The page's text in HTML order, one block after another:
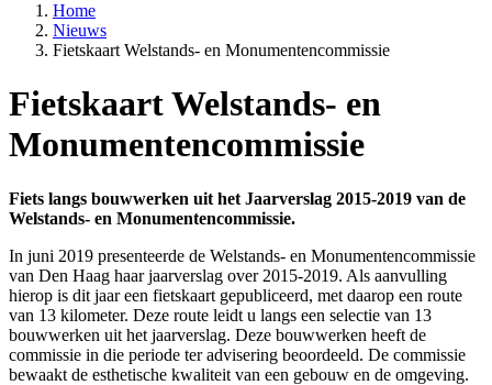
Home
Nieuws
Fietskaart Welstands- en Monumentencommissie
Fietskaart Welstands- en
Monumentencommissie
Fiets langs bouwwerken uit het Jaarverslag 2015-2019 van de
Welstands- en Monumentencommissie.
In juni 2019 presenteerde de Welstands- en Monumentencommissie
van Den Haag haar jaarverslag over 2015-2019. Als aanvulling
hierop is dit jaar een fietskaart gepubliceerd, met daarop een route
van 13 kilometer. Deze route leidt u langs een selectie van 13
bouwwerken uit het jaarverslag. Deze bouwwerken heeft de
commissie in die periode ter advisering beoordeeld. De commissie
bewaakt de esthetische kwaliteit van een gebouw en de omgeving.